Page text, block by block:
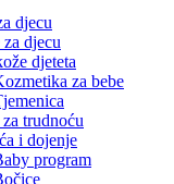
djecu
djecu
djeteta
za bebe
trudnoću
i dojenje
program